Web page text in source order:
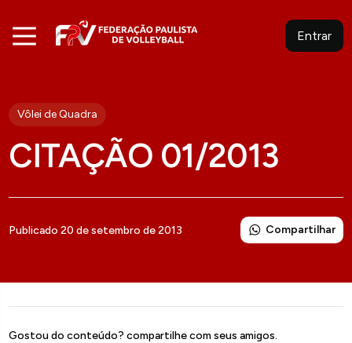
Entrar
Vôlei de Quadra
CITAÇÃO 01/2013
Publicado 20 de setembro de 2013 Compartilhar
Gostou do conteúdo? compartilhe com seus amigos.